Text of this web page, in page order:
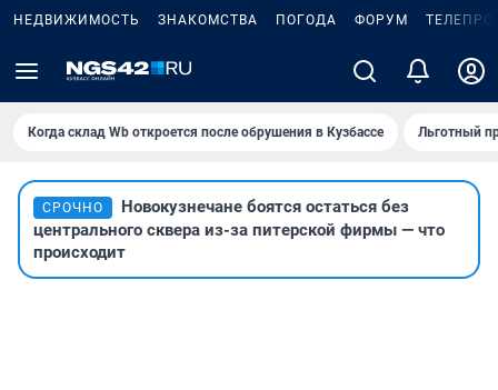
НЕДВИЖИМОСТЬ ЗНАКОМСТВА ПОГОДА ФОРУМ
Когда склад Wb откроется после обрушения в Кузбассе Льготный
СРОЧНО
Новокузнечане боятся остаться без
центрального сквера из-за питерской фирмы — что
происходит